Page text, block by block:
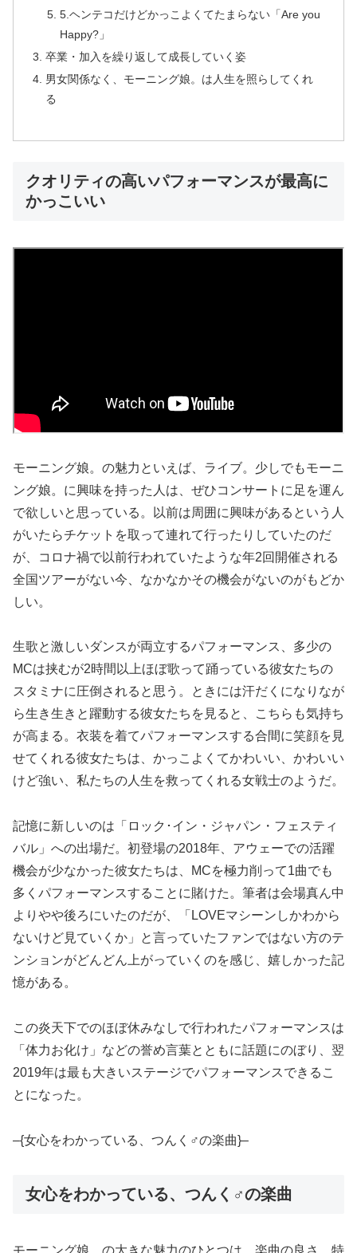
5.ヘンテコだけどかっこよくてたまらない「Are you
Happy?」
卒業・加入を繰り返して成長していく姿
男女関係なく、モーニング娘。は人生を照らしてくれ
る
クオリティの高いパフォーマンスが最高に
かっこいい
モーニング娘。の魅力といえば、ライブ。少しでもモーニ
ング娘。に興味を持った人は、ぜひコンサートに足を運ん
で欲しいと思っている。以前は周囲に興味があるという人
がいたらチケットを取って連れて行ったりしていたのだ
が、コロナ禍で以前行われていたような年2回開催される
全国ツアーがない今、なかなかその機会がないのがもどか
しい。
生歌と激しいダンスが両立するパフォーマンス、多少の
MCは挟むが2時間以上ほぼ歌って踊っている彼女たちの
スタミナに圧倒されると思う。ときには汗だくになりなが
ら生き生きと躍動する彼女たちを見ると、こちらも気持ち
が高まる。衣装を着てパフォーマンスする合間に笑顔を見
せてくれる彼女たちは、かっこよくてかわいい、かわいい
けど強い、私たちの人生を救ってくれる女戦士のようだ。
記憶に新しいのは「ロック･イン・ジャパン・フェスティ
バル」への出場だ。初登場の2018年、アウェーでの活躍
機会が少なかった彼女たちは、MCを極力削って1曲でも
多くパフォーマンスすることに賭けた。筆者は会場真ん中
よりやや後ろにいたのだが、「LOVEマシーンしかわから
ないけど見ていくか」と言っていたファンではない方のテ
ンションがどんどん上がっていくのを感じ、嬉しかった記
憶がある。
この炎天下でのほぼ休みなしで行われたパフォーマンスは
「体力お化け」などの誉め言葉とともに話題にのぼり、翌
2019年は最も大きいステージでパフォーマンスできるこ
とになった。
–{女心をわかっている、つんく♂の楽曲}–
女心をわかっている、つんく♂の楽曲
モーニング娘。の大きな魅力のひとつは、楽曲の良さ。特